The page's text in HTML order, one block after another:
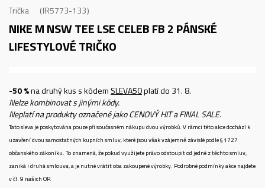
Trička IR5773-133
NIKE M NSW TEE LSE CELEB FB 2 PÁNSKÉ
LIFESTYLOVÉ TRIČKO
-50 %na druhý kus s kódem SLEVA50platí do 31. 8.
Nelze kombinovat s jinými kódy.
Neplatí na produkty označené jako CENOVÝ HIT a FINAL SALE.
Tato sleva je poskytována pouze při současném nákupu dvou výrobků. V rámci této akce dochází k
uzavření dvou samostatných kupních smluv, které jsou však vzájemně závislé podle § 1727
občanského zákoníku. To znamená, že pokud využijete právo odstoupit od jedné z těchto smluv,
zaniká i druhá smlouva, a je nutné vrátit oba zakoupené výrobky. Podrobné podmínky akce najdete
v čl. 9 našich OP.